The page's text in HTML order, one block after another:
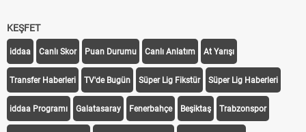
KEŞFET
iddaa Canlı Skor Puan Durumu Canlı Anlatım At Yarışı
Transfer Haberleri TV'de Bugün Süper Lig Fikstür Süper Lig Haberleri
iddaa Programı Galatasaray Fenerbahçe Beşiktaş Trabzonspor